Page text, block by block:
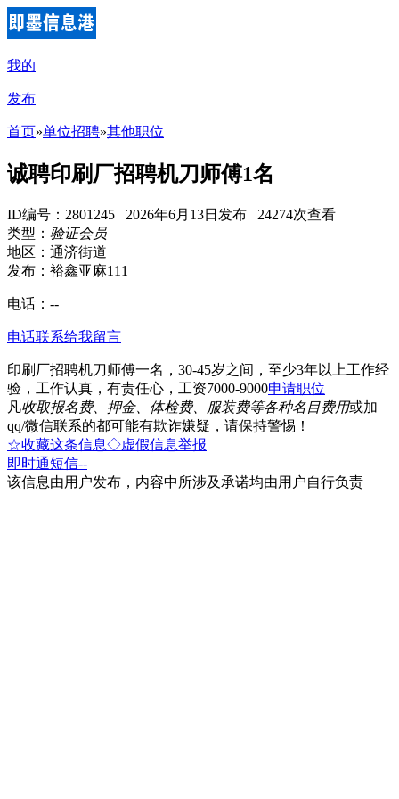
我的
发布
首页»单位招聘»其他职位
诚聘印刷厂招聘机刀师傅1名
ID编号：2801245 2026年6月13日发布 24274次查看
类型： 验证会员
地区：通济街道
发布：裕鑫亚麻111
电话： --
电话联系给我留言
印刷厂招聘机刀师傅一名，30-45岁之间，至少3年以上工作经
验，工作认真，有责任心，工资7000-9000申请职位
凡收取报名费、押金、体检费、服装费等各种名目费用或加
qq/微信联系的都可能有欺诈嫌疑，请保持警惕！
☆收藏这条信息◇虚假信息举报
即时通短信--
该信息由用户发布，内容中所涉及承诺均由用户自行负责